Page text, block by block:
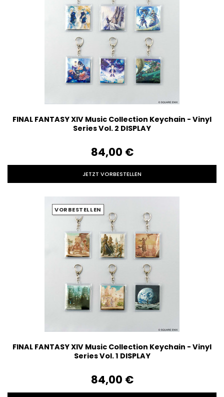
FINAL FANTASY XIV Music Collection Keychain - Vinyl
Series Vol. 2 DISPLAY
84,00‎ ‎€
JETZT VORBESTELLEN
VORBESTELLEN
FINAL FANTASY XIV Music Collection Keychain - Vinyl
Series Vol. 1 DISPLAY
84,00‎ ‎€